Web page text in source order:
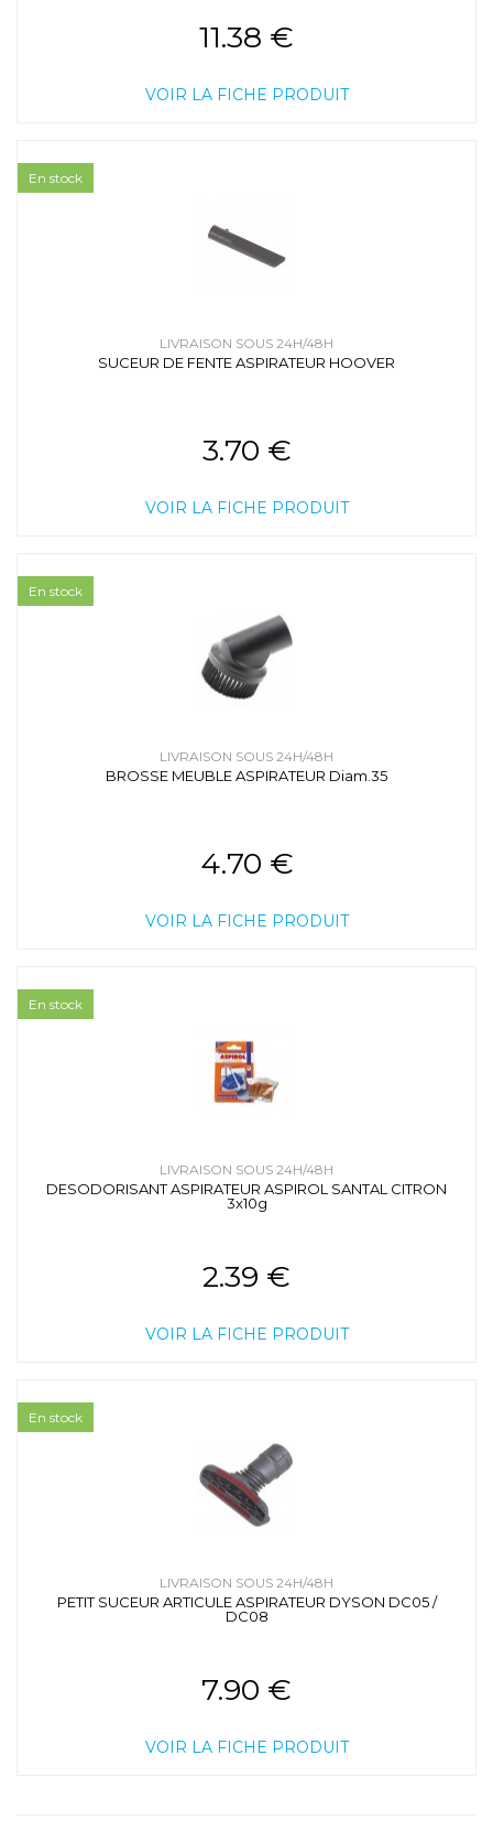
11.38 €
VOIR LA FICHE PRODUIT
LIVRAISON SOUS 24H/48H
SUCEUR DE FENTE ASPIRATEUR HOOVER
3.70 €
VOIR LA FICHE PRODUIT
En stock
LIVRAISON SOUS 24H/48H
BROSSE MEUBLE ASPIRATEUR Diam.35
4.70 €
VOIR LA FICHE PRODUIT
En stock
LIVRAISON SOUS 24H/48H
DESODORISANT ASPIRATEUR ASPIROL SANTAL CITRON
3x10g
2.39 €
VOIR LA FICHE PRODUIT
En stock
LIVRAISON SOUS 24H/48H
PETIT SUCEUR ARTICULE ASPIRATEUR DYSON DC05 /
DC08
7.90 €
VOIR LA FICHE PRODUIT
En stock